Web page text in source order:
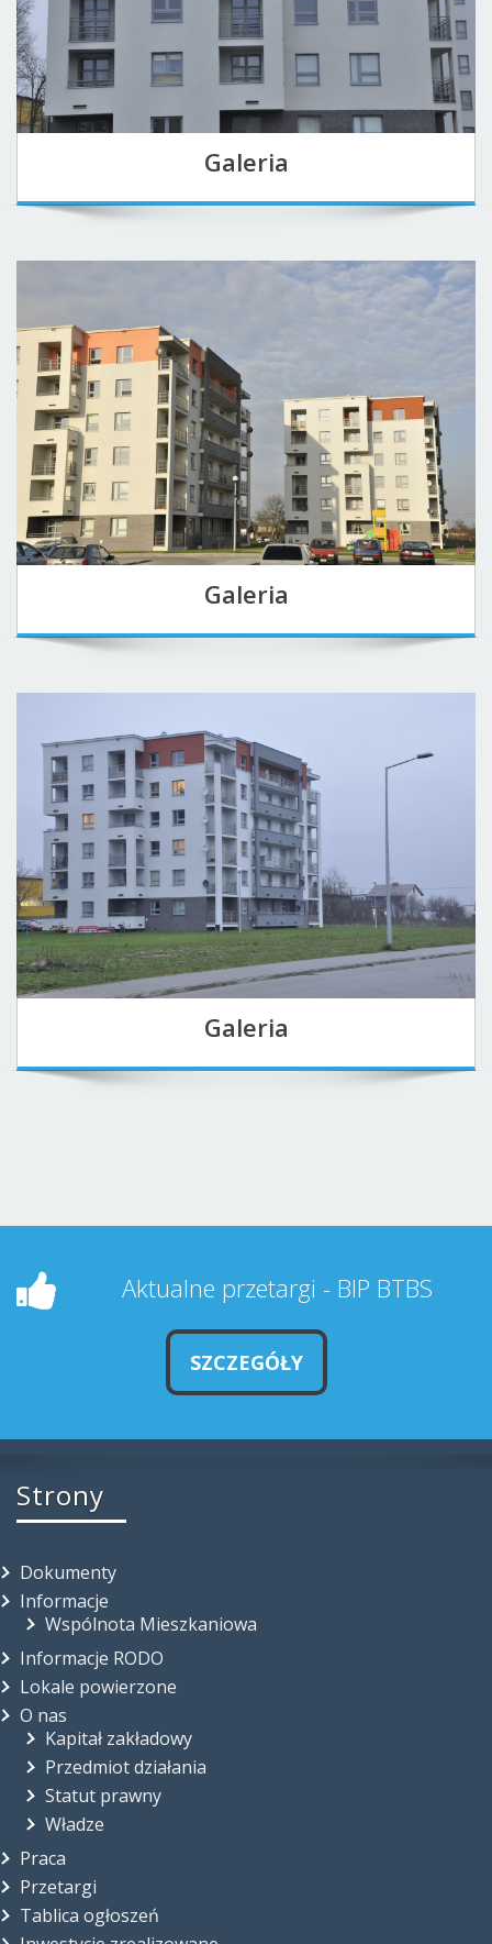
Galeria
Galeria
Galeria
Aktualne przetargi - BIP BTBS
SZCZEGÓŁY
Strony
Dokumenty
Informacje
Wspólnota Mieszkaniowa
Informacje RODO
Lokale powierzone
O nas
Kapitał zakładowy
Przedmiot działania
Statut prawny
Władze
Praca
Przetargi
Tablica ogłoszeń